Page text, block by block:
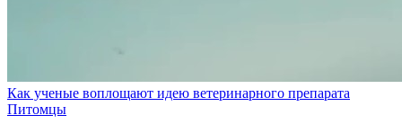
Как ученые воплощают идею ветеринарного препарата
Питомцы